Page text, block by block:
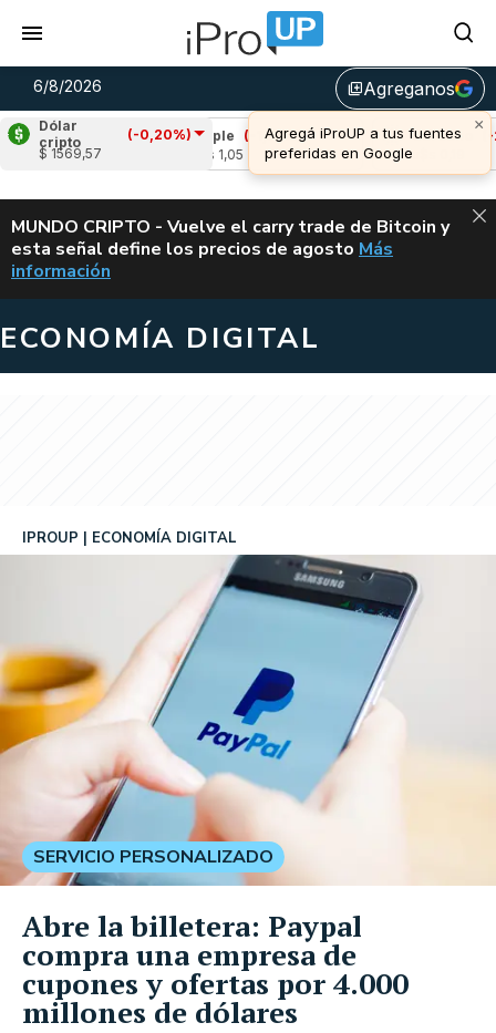
6/8/2026 library_addAgreganos
×
Agregá iProUP a tus fuentes
preferidas en Google
Dólar
cripto
(-0,20%)
$ 1569,57
(-0,07%)
Ripple
(-1,36%)
u$s 1,05
Cardano (-
u$s 0,19
ALERTA
MUNDO CRIPTO - Vuelve el carry trade de Bitcoin y
esta señal define los precios de agosto VUELVE EL
Más
información
ECONOMÍA DIGITAL
IPROUP ECONOMÍA DIGITAL
SERVICIO PERSONALIZADO
Abre la billetera: Paypal
compra una empresa de
cupones y ofertas por 4.000
millones de dólares